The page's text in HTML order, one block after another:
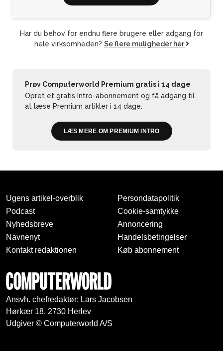
Har du behov for endnu flere brugere eller adgang for
hele virksomheden? Se flere muligheder her
Prøv Computerworld Premium gratis i 14 dage
Opret et gratis Intro-abonnement og få adgang til
at læse Premium artikler i 14 dage.
LÆS MERE OM PREMIUM INTRO
Ugens artikel-overblik
Podcast
Nyhedsbreve
Navnenyt
Kontakt redaktionen
Persondatapolitik
Cookie-samtykke
Annoncering
Handelsbetingelser
Køb abonnement
Ansvh. chefredaktør: Lars Jacobsen
Hørkær 18, 2730 Herlev
Udgiver © Computerworld A/S